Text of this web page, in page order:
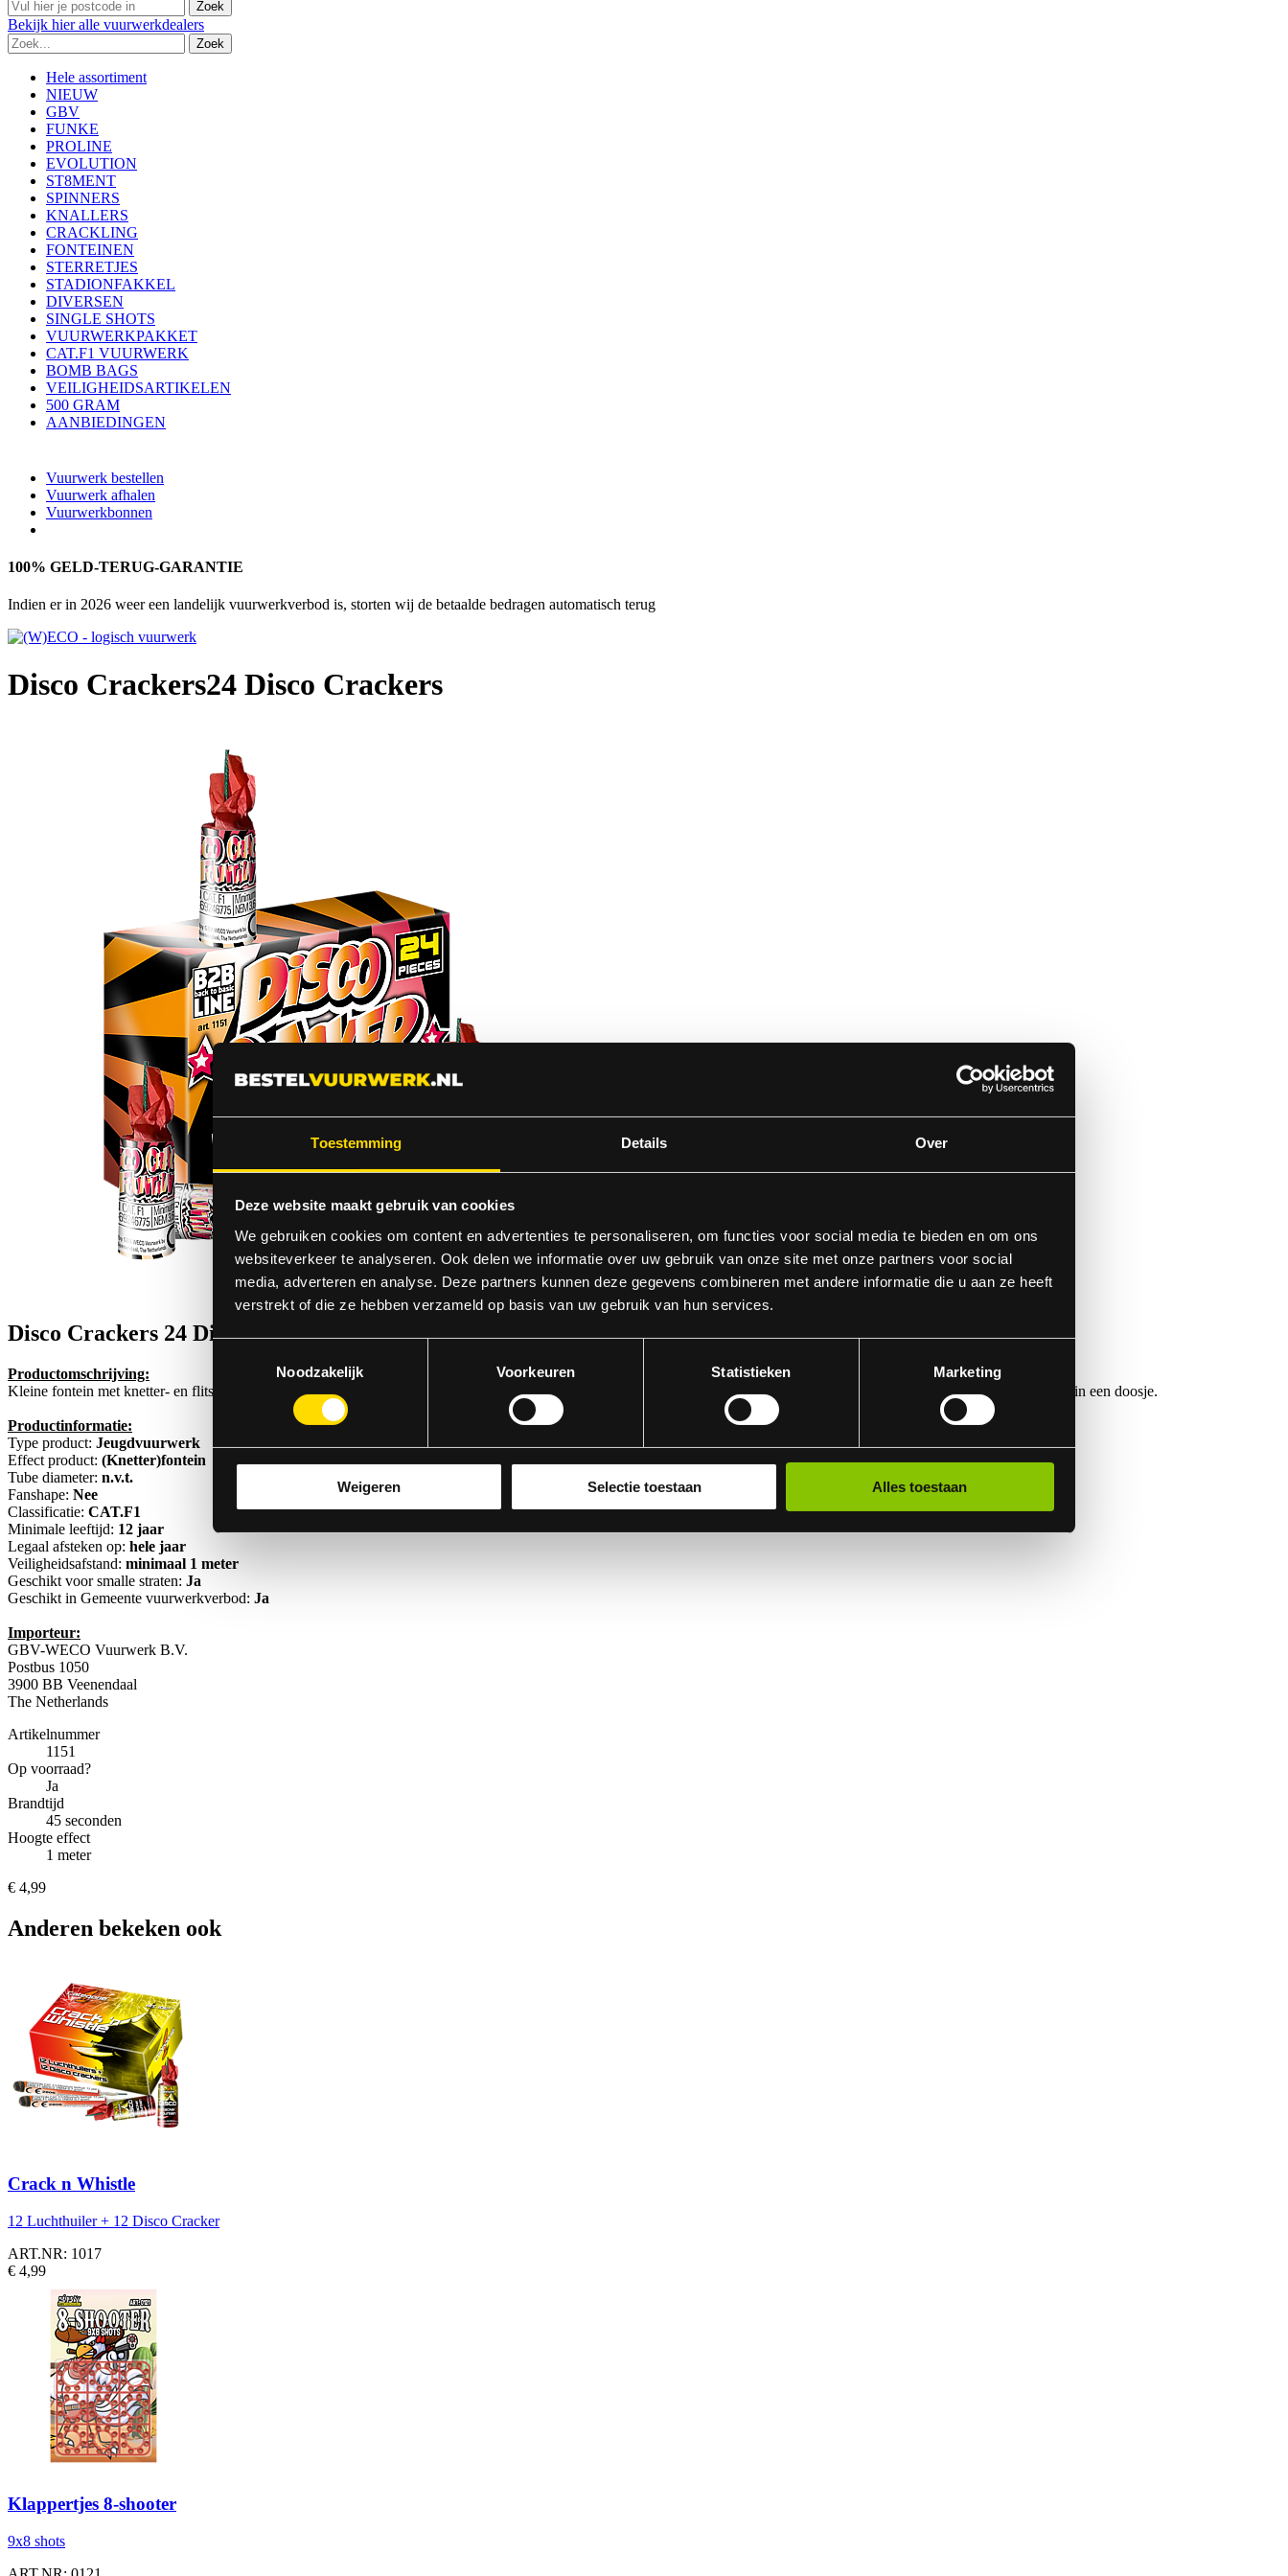
Toestemming Details Over
Deze website maakt gebruik van cookies
We gebruiken cookies om content en advertenties te personaliseren, om functies voor social media te bieden en om ons
websiteverkeer te analyseren. Ook delen we informatie over uw gebruik van onze site met onze partners voor social
media, adverteren en analyse. Deze partners kunnen deze gegevens combineren met andere informatie die u aan ze heeft
verstrekt of die ze hebben verzameld op basis van uw gebruik van hun services.
Noodzakelijk
Voorkeuren Statistieken Marketing
Weigeren Selectie toestaan Alles toestaan
Bekijk hieralle vuurwerkdealers
Hele assortiment
NIEUW
GBV
FUNKE
PROLINE
EVOLUTION
ST8MENT
SPINNERS
KNALLERS
CRACKLING
FONTEINEN
STERRETJES
STADIONFAKKEL
DIVERSEN
SINGLE SHOTS
VUURWERKPAKKET
CAT.F1 VUURWERK
BOMB BAGS
VEILIGHEIDSARTIKELEN
500 GRAM
AANBIEDINGEN
Vuurwerk bestellen
Vuurwerk afhalen
Vuurwerkbonnen
100% GELD-TERUG-GARANTIE
Indien er in 2026 weer een landelijk vuurwerkverbod is, storten wij de betaalde bedragen automatisch terug
Disco Crackers24 Disco Crackers
Disco Crackers 24 Disco Crackers
Productomschrijving:
Kleine fontein met knetter- en flitseffecten. Erg felle witte flitsen, en keiharde knetter. Populair vuurwerk bij de jeugd, met een lange brandduur per fontein! Verpakt per 24 stuks in een doosje.
Productinformatie:
Type product: Jeugdvuurwerk
Effect product: (Knetter)fontein
Tube diameter: n.v.t.
Fanshape: Nee
Classificatie: CAT.F1
Minimale leeftijd: 12 jaar
Legaal afsteken op: hele jaar
Veiligheidsafstand: minimaal 1 meter
Geschikt voor smalle straten: Ja
Geschikt in Gemeente vuurwerkverbod: Ja
Importeur:
GBV-WECO Vuurwerk B.V.
Postbus 1050
3900 BB Veenendaal
The Netherlands
Artikelnummer
1151
Op voorraad?
Ja
Brandtijd
45 seconden
Hoogte effect
1 meter
€ 4,99
Anderen bekeken ook
Crack n Whistle
12 Luchthuiler + 12 Disco Cracker
ART.NR: 1017
€ 4,99
Klappertjes 8-shooter
9x8 shots